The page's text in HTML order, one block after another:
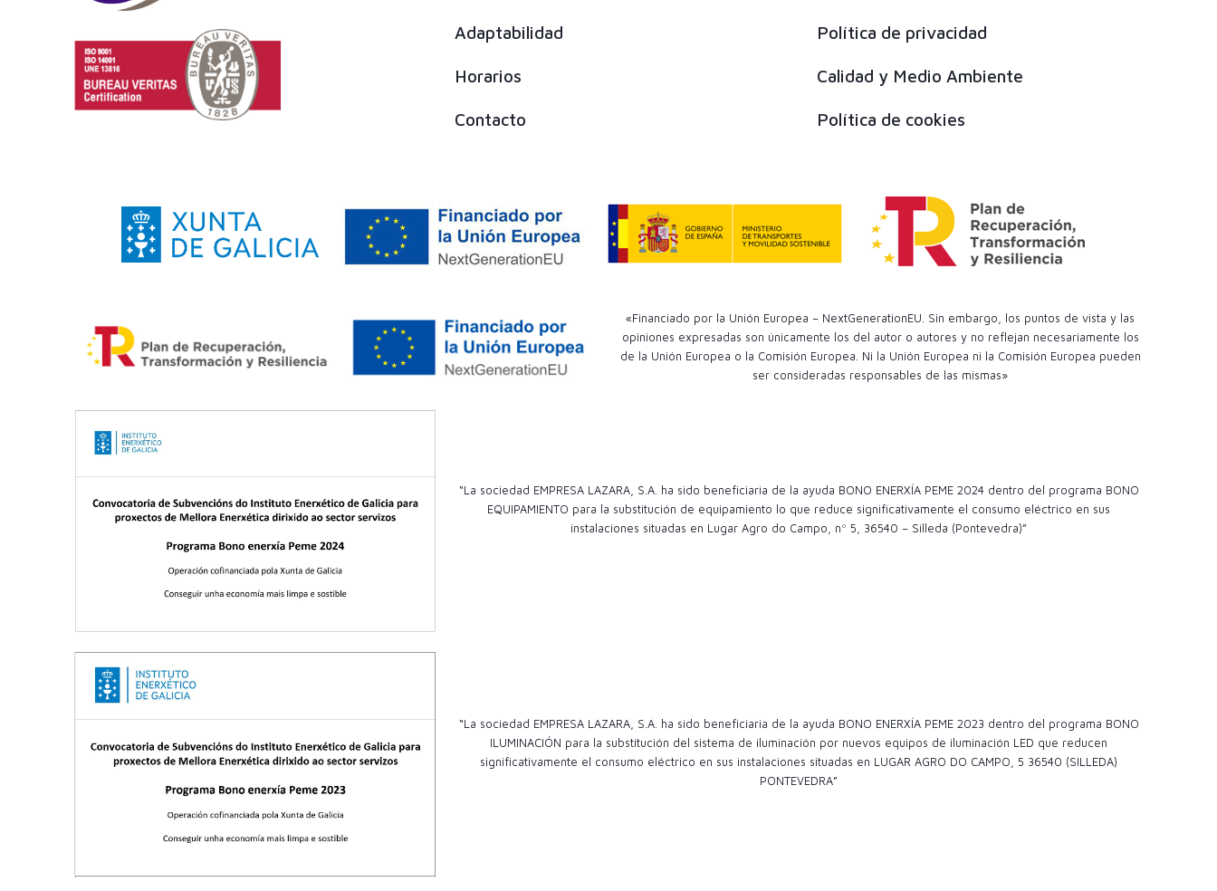
Adaptabilidad
Horarios
Contacto
Política de privacidad
Calidad y Medio Ambiente
Política de cookies
«Financiado por la Unión Europea – NextGenerationEU. Sin embargo, los puntos de vista y las
opiniones expresadas son únicamente los del autor o autores y no reflejan necesariamente los
de la Unión Europea o la Comisión Europea. Ni la Unión Europea ni la Comisión Europea pueden
ser consideradas responsables de las mismas»
“La sociedad EMPRESA LAZARA, S.A. ha sido beneficiaria de la ayuda BONO ENERXÍA PEME 2024 dentro del programa BONO
EQUIPAMIENTO para la substitución de equipamiento lo que reduce significativamente el consumo eléctrico en sus
instalaciones situadas en Lugar Agro do Campo, nº 5, 36540 – Silleda (Pontevedra)”
“La sociedad EMPRESA LAZARA, S.A. ha sido beneficiaria de la ayuda BONO ENERXÍA PEME 2023 dentro del programa BONO
ILUMINACIÓN para la substitución del sistema de iluminación por nuevos equipos de iluminación LED que reducen
significativamente el consumo eléctrico en sus instalaciones situadas en LUGAR AGRO DO CAMPO, 5 36540 (SILLEDA)
PONTEVEDRA”